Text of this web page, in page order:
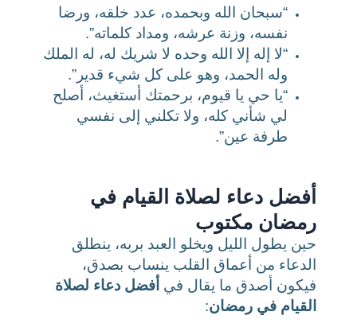
“سبحان الله وبحمده، عدد خلقه، ورضا
نفسه، وزنة عرشه، ومداد كلماته”.
“لا إله إلا الله وحده لا شريك له، له الملك
وله الحمد، وهو على كل شيء قدير”.
“يا حي يا قيوم، برحمتك أستغيث، أصلح
لي شأني كله، ولا تكلني إلى نفسي
طرفة عين”.
أفضل دعاء لصلاة القيام في
رمضان مكتوب
حين يطول الليل ويخلو العبد بربه، ينطلق
الدعاء من أعماق القلب ينساب بصدق،
فيكون أصدق ما يقال في أفضل دعاء لصلاة
القيام في رمضان: